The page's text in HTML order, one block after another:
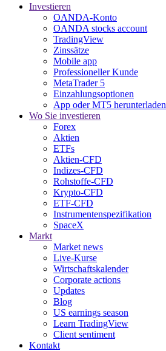
Investieren
OANDA-Konto
OANDA stocks account
TradingView
Zinssätze
Mobile app
Professioneller Kunde
MetaTrader 5
Einzahlungsoptionen
App oder MT5 herunterladen
Wo Sie investieren
Forex
Aktien
ETFs
Aktien-CFD
Indizes-CFD
Rohstoffe-CFD
Krypto-CFD
ETF-CFD
Instrumentenspezifikation
SpaceX
Markt
Market news
Live-Kurse
Wirtschaftskalender
Corporate actions
Updates
Blog
US earnings season
Learn TradingView
Client sentiment
Kontakt